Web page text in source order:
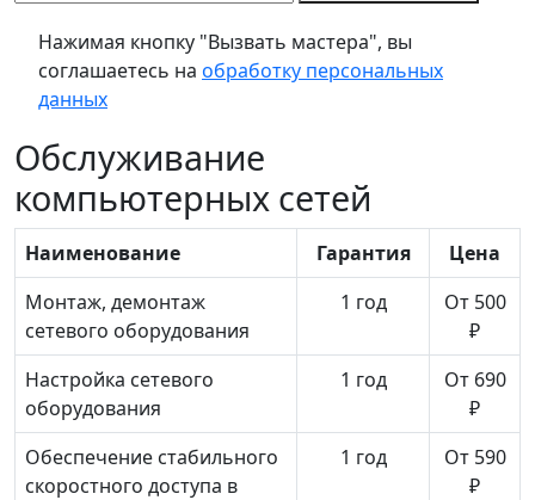
Нажимая кнопку "Вызвать мастера", вы
соглашаетесь на обработку персональных
данных
Обслуживание
компьютерных сетей
Наименование Гарантия
Цена
Монтаж, демонтаж
сетевого оборудования
1 год
От 500
₽
Настройка сетевого
оборудования
1 год
От 690
₽
Обеспечение стабильного
скоростного доступа в
1 год
От 590
₽